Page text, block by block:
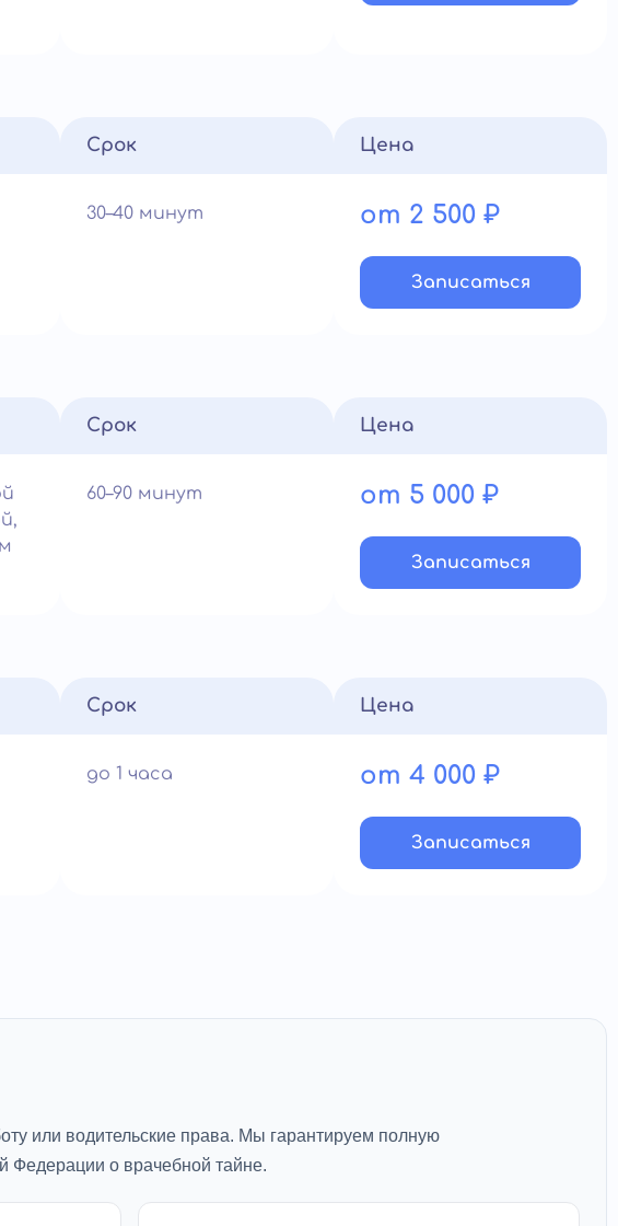
Срок
30–40 минут
Цена
от 2 500 ₽
Записатьcя
Срок
60–90 минут
Цена
от 5 000 ₽
Записатьcя
Срок
до 1 часа
Цена
от 4 000 ₽
Записатьcя
или водительские права. Мы гарантируем полную
Федерации о врачебной тайне.